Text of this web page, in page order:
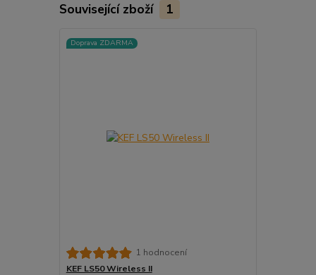
Související zboží 1
Doprava ZDARMA
1 hodnocení
KEF LS50 Wireless II